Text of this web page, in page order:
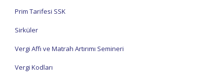
Prim Tarifesi SSK
Sirküler
Vergi Affı ve Matrah Artırımı Semineri
Vergi Kodları